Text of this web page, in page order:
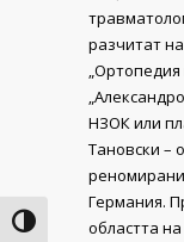
Toggle High
разчитат
НЗОК или
Тановски –
Германия.
областта